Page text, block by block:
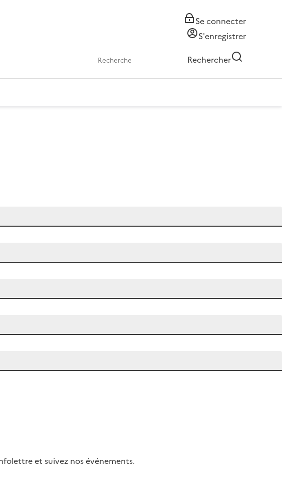
Se connecter
S'enregistrer
Rechercher
et suivez nos événements.